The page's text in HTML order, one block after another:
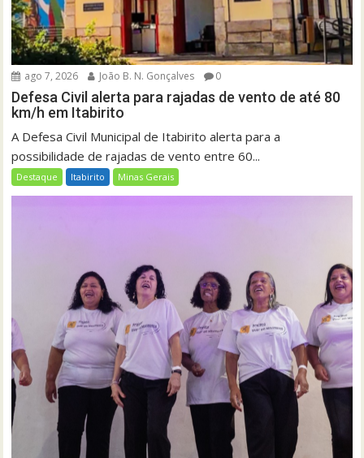
ago 7, 2026 João B. N. Gonçalves 0
Defesa Civil alerta para rajadas de vento de até 80
km/h em Itabirito
A Defesa Civil Municipal de Itabirito alerta para a
possibilidade de rajadas de vento entre 60...
Destaque Itabirito Minas Gerais